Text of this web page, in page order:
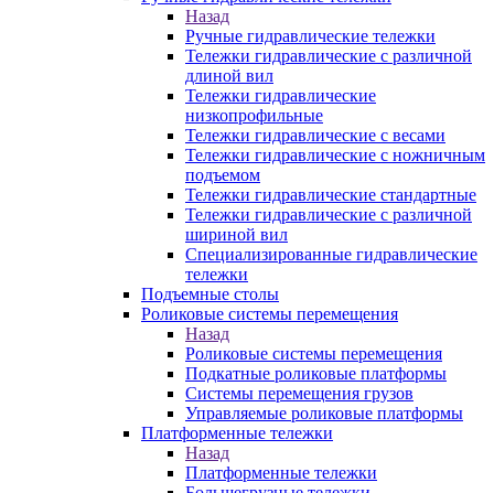
Назад
Ручные гидравлические тележки
Тележки гидравлические с различной
длиной вил
Тележки гидравлические
низкопрофильные
Тележки гидравлические с весами
Тележки гидравлические с ножничным
подъемом
Тележки гидравлические стандартные
Тележки гидравлические с различной
шириной вил
Специализированные гидравлические
тележки
Подъемные столы
Роликовые системы перемещения
Назад
Роликовые системы перемещения
Подкатные роликовые платформы
Системы перемещения грузов
Управляемые роликовые платформы
Платформенные тележки
Назад
Платформенные тележки